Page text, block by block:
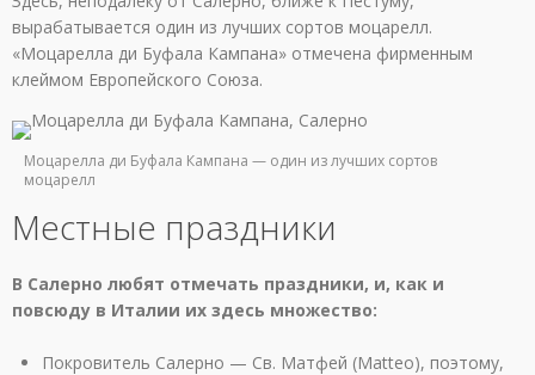
вырабатывается один из лучших сортов моцарелл.
«Моцарелла ди Буфала Кампана» отмечена фирменным
клеймом Европейского Союза.
Моцарелла ди Буфала Кампана — один из лучших сортов
моцарелл
Местные праздники
В Салерно любят отмечать праздники, и, как и
повсюду в Италии их здесь множество:
Покровитель Салерно — Св. Матфей (Matteo), поэтому,